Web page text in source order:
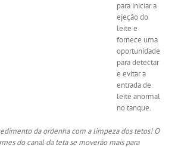
para iniciar a
ejeção do
leite e
fornece uma
oportunidade
para detectar
e evitar a
entrada de
leite anormal
no tanque.
da ordenha com a limpeza dos tetos! O
do canal da teta se moverão mais para